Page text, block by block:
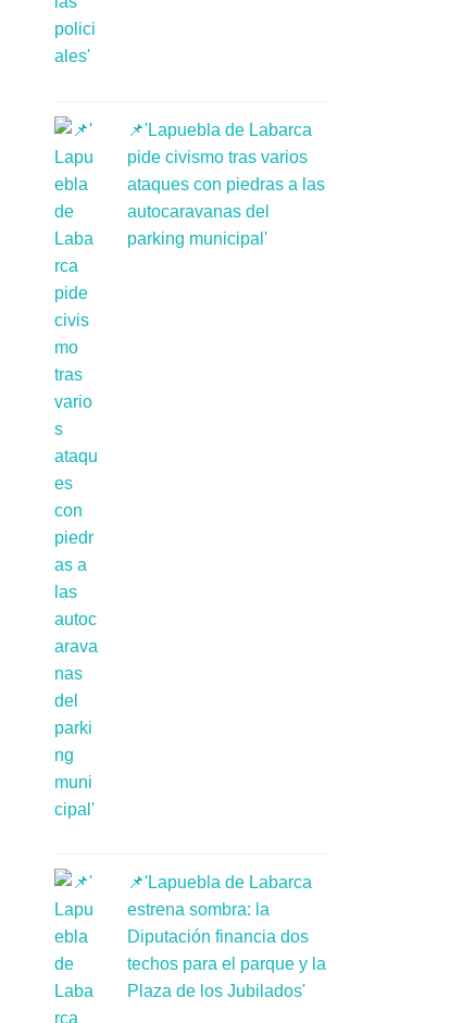
📌'Lapuebla de Labarca
pide civismo tras varios
ataques con piedras a las
autocaravanas del
parking municipal'
📌'Lapuebla de Labarca
estrena sombra: la
Diputación financia dos
techos para el parque y la
Plaza de los Jubilados'